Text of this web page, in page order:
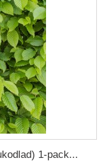
1-pack...